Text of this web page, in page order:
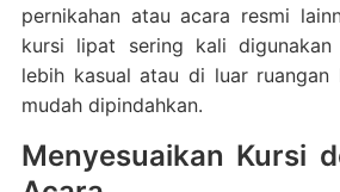
pernikahan atau acara resmi
kursi lipat sering kali
lebih kasual atau di luar ruangan
mudah dipindahkan.
Menyesuaikan Kursi